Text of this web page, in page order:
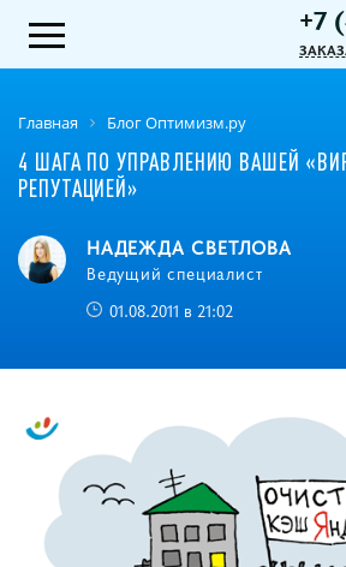
+7
Главная Блог Оптимизм.ру
4 ШАГА ПО УПРАВЛЕНИЮ ВАШЕЙ
РЕПУТАЦИЕЙ»
НАДЕЖДА СВЕТЛОВА
Ведущий специалист
01.08.2011 в 21:02